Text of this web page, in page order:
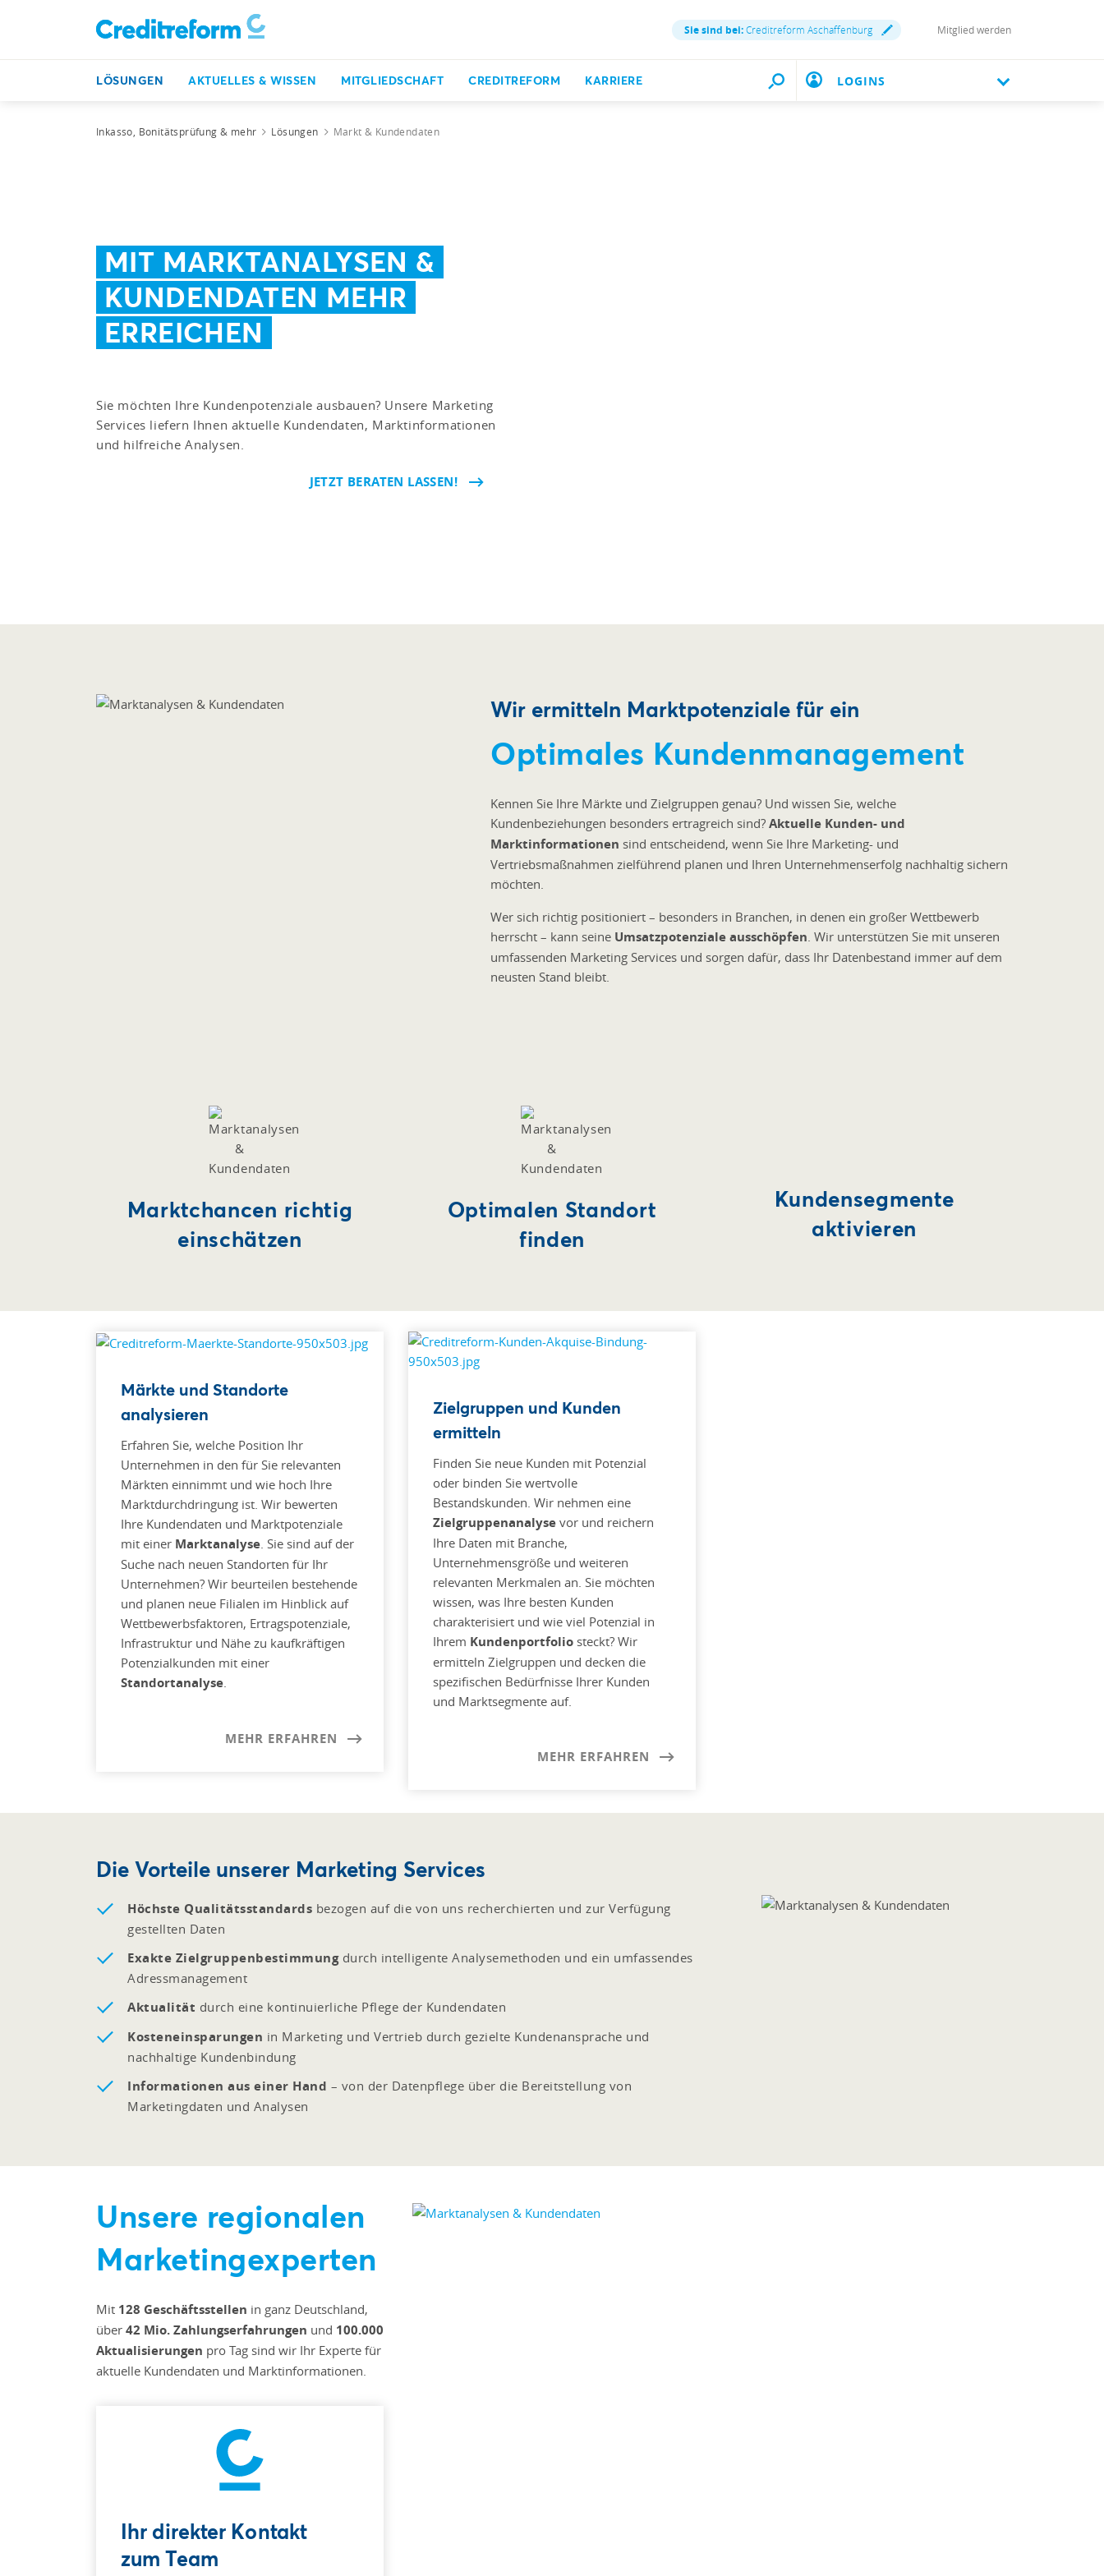
Sie sind bei:Creditreform Aschaffenburg Mitglied werden
LÖSUNGEN AKTUELLES & WISSEN MITGLIEDSCHAFT CREDITREFORM KARRIERE LOGINS
Inkasso, Bonitätsprüfung & mehr Lösungen Markt & Kundendaten
MIT MARKTANALYSEN &
KUNDENDATEN MEHR
ERREICHEN
Sie möchten Ihre Kundenpotenziale ausbauen? Unsere Marketing
Services liefern Ihnen aktuelle Kundendaten, Marktinformationen
und hilfreiche Analysen.
JETZT BERATEN LASSEN!
Wir ermitteln Marktpotenziale für ein
Optimales Kundenmanagement
Kennen Sie Ihre Märkte und Zielgruppen genau? Und wissen Sie, welche
Kundenbeziehungen besonders ertragreich sind? Aktuelle Kunden- und
Marktinformationen sind entscheidend, wenn Sie Ihre Marketing- und
Vertriebsmaßnahmen zielführend planen und Ihren Unternehmenserfolg nachhaltig sichern
möchten.
Wer sich richtig positioniert – besonders in Branchen, in denen ein großer Wettbewerb
herrscht – kann seine Umsatzpotenziale ausschöpfen. Wir unterstützen Sie mit unseren
umfassenden Marketing Services und sorgen dafür, dass Ihr Datenbestand immer auf dem
neusten Stand bleibt.
Marktchancen richtig
einschätzen
Optimalen Standort
finden
Kundensegmente
aktivieren
Märkte und Standorte
analysieren
Erfahren Sie, welche Position Ihr
Unternehmen in den für Sie relevanten
Märkten einnimmt und wie hoch Ihre
Marktdurchdringung ist. Wir bewerten
Ihre Kundendaten und Marktpotenziale
mit einer Marktanalyse . Sie sind auf der
Suche nach neuen Standorten für Ihr
Unternehmen? Wir beurteilen bestehende
und planen neue Filialen im Hinblick auf
Wettbewerbsfaktoren, Ertragspotenziale,
Infrastruktur und Nähe zu kaufkräftigen
Potenzialkunden mit einer
Standortanalyse
MEHR ERFAHREN
Zielgruppen und Kunden
ermitteln
Finden Sie neue Kunden mit Potenzial
oder binden Sie wertvolle
Bestandskunden. Wir nehmen eine
Zielgruppenanalyse vor und reichern
Ihre Daten mit Branche,
Unternehmensgröße und weiteren
relevanten Merkmalen an. Sie möchten
wissen, was Ihre besten Kunden
charakterisiert und wie viel Potenzial in
Ihrem Kundenportfolio steckt? Wir
ermitteln Zielgruppen und decken die
spezifischen Bedürfnisse Ihrer Kunden
und Marktsegmente auf.
MEHR ERFAHREN
Die Vorteile unserer Marketing Services
Höchste Qualitätsstandards bezogen auf die von uns recherchierten und zur Verfügung
gestellten Daten
Exakte Zielgruppenbestimmungdurch intelligente Analysemethoden und ein umfassendes
Adressmanagement
Aktualität durch eine kontinuierliche Pflege der Kundendaten
Kosteneinsparungen in Marketing und Vertrieb durch gezielte Kundenansprache und
nachhaltige Kundenbindung
Informationen aus einer Hand – von der Datenpflege über die Bereitstellung von
Marketingdaten und Analysen
Unsere regionalen
Marketingexperten
Mit 128 Geschäftsstellen in ganz Deutschland,
über 42 Mio. Zahlungserfahrungen und 100.000
Aktualisierungen pro Tag sind wir Ihr Experte für
aktuelle Kundendaten und Marktinformationen.
Ihr direkter Kontakt
zum Team